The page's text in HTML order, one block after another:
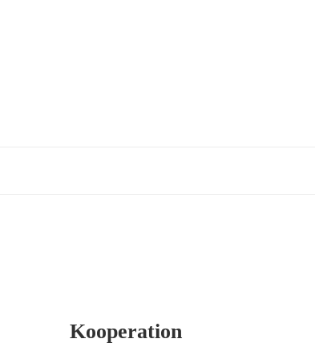
Kooperation